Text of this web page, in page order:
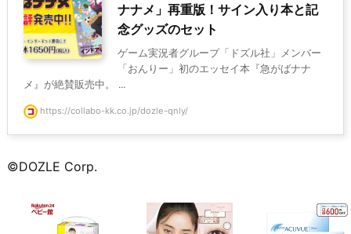
ナナメ」再重版！サイン入り本と記
念グッズのセット
ゲーム実況者グループ「ドズル社」メンバー
「おんりー」初のエッセイ本『急がばナナ
メ』が絶賛販売中。 ...
https://collabo-kk.co.jp/dozle-qnly/
©DOZLE Corp.